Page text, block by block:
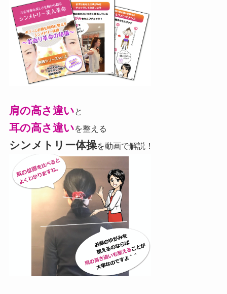
肩の高さ違いと
耳の高さ違いを整える
シンメトリー体操を動画で解説！